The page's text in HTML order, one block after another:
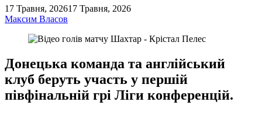
17 Травня, 202617 Травня, 2026
Максим Власов
Донецька команда та англійський
клуб беруть участь у першій
півфінальній грі Ліги конференцій.